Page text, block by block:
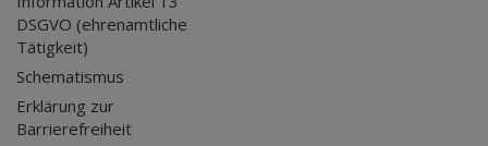
DSGVO (ehrenamtliche
Tätigkeit)
Schematismus
Erklärung zur
Barrierefreiheit